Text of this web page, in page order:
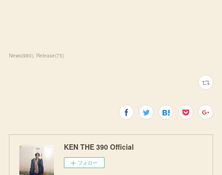
News(980) Release(75)
KEN THE 390 Official
フォロー